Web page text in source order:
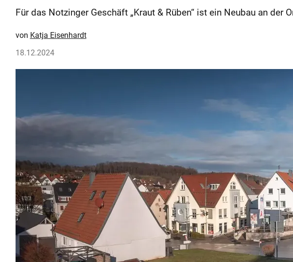
Für das Notzinger Geschäft „Kraut & Rüben“ ist ein Neubau an
Katja Eisenhardt
18.12.2024